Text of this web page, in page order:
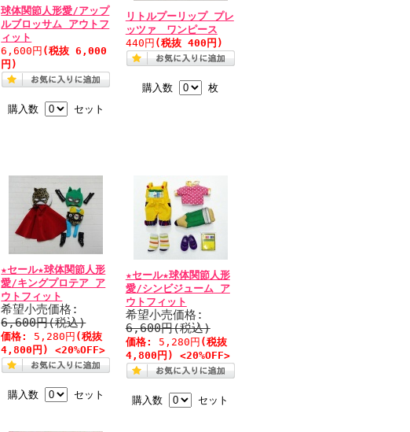
球体関節人形愛/アップ
ルブロッサム アウトフ
ィット
6,600円 (税抜 6,000
円)
購入数 セット
リトルプーリップ プレ
ッツァ ワンピース
440円 (税抜 400円)
購入数 枚
★セール★球体関節人形
愛/キングプロテア ア
ウトフィット
希望小売価格:
6,600円(税込)
価格: 5,280円 (税抜
4,800円) <20%OFF>
購入数 セット
★セール★球体関節人形
愛/シンビジューム ア
ウトフィット
希望小売価格:
6,600円(税込)
価格: 5,280円 (税抜
4,800円) <20%OFF>
購入数 セット